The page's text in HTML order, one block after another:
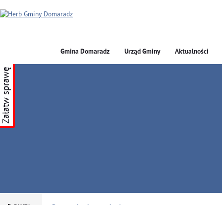
GMINA DOMARADZ
Gmina Domaradz Urząd Gminy Aktualności
Załatw sprawę